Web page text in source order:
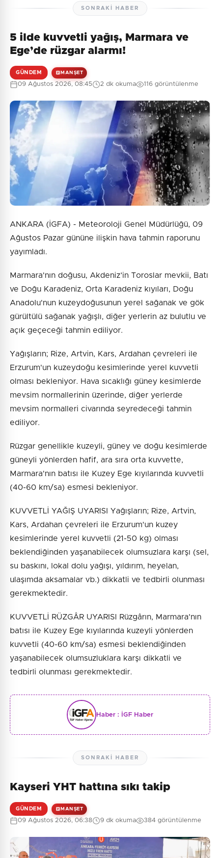
Güvenlik Sorusu:
3 + 2 = ?
Gönder
Henüz yorum yapılmamış. İlk yorumu siz yapın!
SONRAKI HABER
5 ilde kuvvetli yağış, Marmara ve
Ege’de rüzgar alarmı!
GÜNDEM MANŞET
09 Ağustos 2026, 08:45 2 dk okuma 116 görüntülenme
ANKARA (İGFA) - Meteoroloji Genel Müdürlüğü, 09
Ağustos Pazar gününe ilişkin hava tahmin raporunu
yayımladı.
Marmara'nın doğusu, Akdeniz’in Toroslar mevkii, Batı
ve Doğu Karadeniz, Orta Karadeniz kıyıları, Doğu
Anadolu'nun kuzeydoğusunun yerel sağanak ve gök
gürültülü sağanak yağışlı, diğer yerlerin az bulutlu ve
açık geçeceği tahmin ediliyor.
Yağışların; Rize, Artvin, Kars, Ardahan çevreleri ile
Erzurum'un kuzeydoğu kesimlerinde yerel kuvvetli
olması bekleniyor. Hava sıcaklığı güney kesimlerde
mevsim normallerinin üzerinde, diğer yerlerde
mevsim normalleri civarında seyredeceği tahmin
ediliyor.
Rüzgar genellikle kuzeyli, güney ve doğu kesimlerde
güneyli yönlerden hafif, ara sıra orta kuvvette,
Marmara'nın batısı ile Kuzey Ege kıyılarında kuvvetli
(40-60 km/sa) esmesi bekleniyor.
KUVVETLİ YAĞIŞ UYARISI Yağışların; Rize, Artvin,
Kars, Ardahan çevreleri ile Erzurum'un kuzey
kesimlerinde yerel kuvvetli (21-50 kg) olması
beklendiğinden yaşanabilecek olumsuzlara karşı (sel,
su baskını, lokal dolu yağışı, yıldırım, heyelan,
ulaşımda aksamalar vb.) dikkatli ve tedbirli olunması
gerekmektedir.
KUVVETLİ RÜZGÂR UYARISI Rüzgârın, Marmara'nın
batısı ile Kuzey Ege kıyılarında kuzeyli yönlerden
kuvvetli (40-60 km/sa) esmesi beklendiğinden
yaşanabilecek olumsuzluklara karşı dikkatli ve
tedbirli olunması gerekmektedir.
Haber : İGF Haber
SONRAKI HABER
Kayseri YHT hattına sıkı takip
GÜNDEM MANŞET
09 Ağustos 2026, 06:38 9 dk okuma 384 görüntülenme